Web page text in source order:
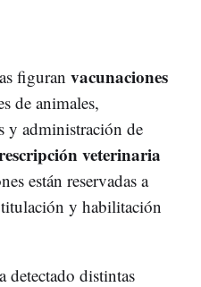
figuran vacunaciones
de animales,
y administración de
veterinaria
están reservadas a
y habilitación
detectado distintas